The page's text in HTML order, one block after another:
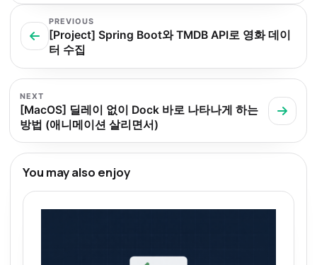
PREVIOUS
[Project] Spring Boot와 TMDB API로 영화 데이
터 수집
NEXT
[MacOS] 딜레이 없이 Dock 바로 나타나게 하는
방법 (애니메이션 살리면서)
You may also enjoy